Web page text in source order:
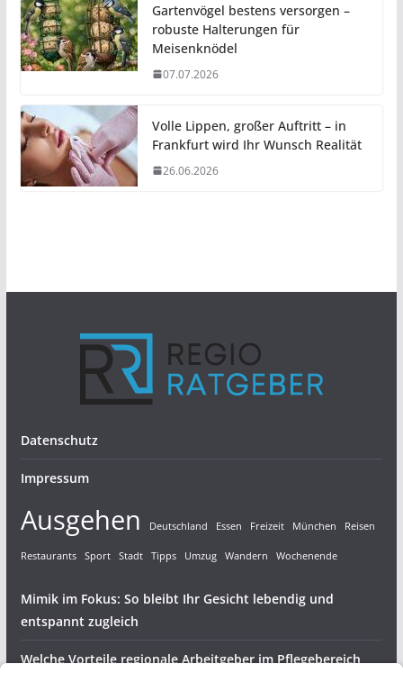
Gartenvögel bestens versorgen –
robuste Halterungen für
Meisenknödel
07.07.2026
Volle Lippen, großer Auftritt – in
Frankfurt wird Ihr Wunsch Realität
26.06.2026
Datenschutz
Impressum
Ausgehen Deutschland Essen Freizeit München Reisen
Restaurants Sport Stadt Tipps Umzug Wandern Wochenende
Mimik im Fokus: So bleibt Ihr Gesicht lebendig und
entspannt zugleich
Welche Vorteile regionale Arbeitgeber im Pflegebereich